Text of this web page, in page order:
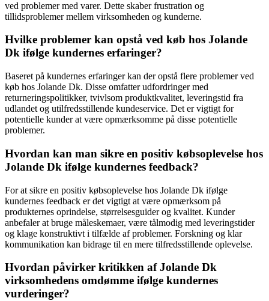
ved problemer med varer. Dette skaber frustration og
tillidsproblemer mellem virksomheden og kunderne.
Hvilke problemer kan opstå ved køb hos Jolande
Dk ifølge kundernes erfaringer?
Baseret på kundernes erfaringer kan der opstå flere problemer ved
køb hos Jolande Dk. Disse omfatter udfordringer med
returneringspolitikker, tvivlsom produktkvalitet, leveringstid fra
udlandet og utilfredsstillende kundeservice. Det er vigtigt for
potentielle kunder at være opmærksomme på disse potentielle
problemer.
Hvordan kan man sikre en positiv købsoplevelse hos
Jolande Dk ifølge kundernes feedback?
For at sikre en positiv købsoplevelse hos Jolande Dk ifølge
kundernes feedback er det vigtigt at være opmærksom på
produkternes oprindelse, størrelsesguider og kvalitet. Kunder
anbefaler at bruge måleskemaer, være tålmodig med leveringstider
og klage konstruktivt i tilfælde af problemer. Forskning og klar
kommunikation kan bidrage til en mere tilfredsstillende oplevelse.
Hvordan påvirker kritikken af Jolande Dk
virksomhedens omdømme ifølge kundernes
vurderinger?